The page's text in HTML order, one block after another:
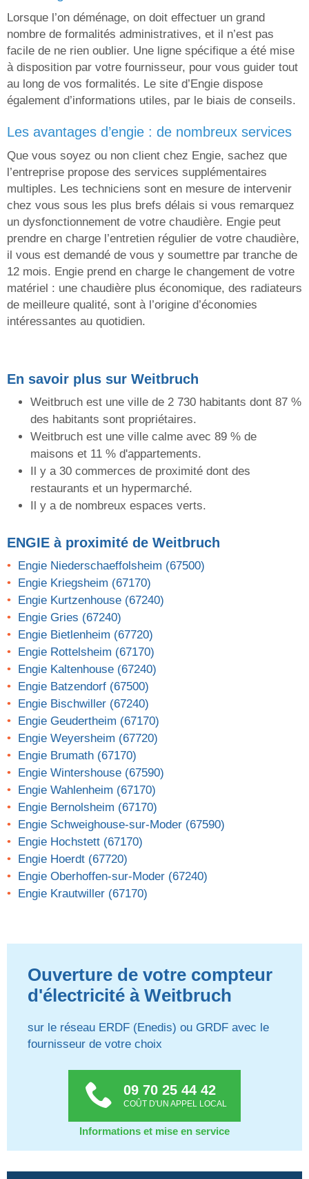
Lorsque l’on déménage, on doit effectuer un grand
nombre de formalités administratives, et il n’est pas
facile de ne rien oublier. Une ligne spécifique a été mise
à disposition par votre fournisseur, pour vous guider tout
au long de vos formalités. Le site d’Engie dispose
également d’informations utiles, par le biais de conseils.
les avantages d’engie : de nombreux services
Que vous soyez ou non client chez Engie, sachez que
l’entreprise propose des services supplémentaires
multiples. Les techniciens sont en mesure de intervenir
chez vous sous les plus brefs délais si vous remarquez
un dysfonctionnement de votre chaudière. Engie peut
prendre en charge l’entretien régulier de votre chaudière,
il vous est demandé de vous y soumettre par tranche de
12 mois. Engie prend en charge le changement de votre
matériel : une chaudière plus économique, des radiateurs
de meilleure qualité, sont à l’origine d’économies
intéressantes au quotidien.
En savoir plus sur Weitbruch
Weitbruch est une ville de 2 730 habitants dont 87 %
des habitants sont propriétaires.
Weitbruch est une ville calme avec 89 % de
maisons et 11 % d'appartements.
Il y a 30 commerces de proximité dont des
restaurants et un hypermarché.
Il y a de nombreux espaces verts.
ENGIE à proximité de Weitbruch
Engie Niederschaeffolsheim (67500)
Engie Kriegsheim (67170)
Engie Kurtzenhouse (67240)
Engie Gries (67240)
Engie Bietlenheim (67720)
Engie Rottelsheim (67170)
Engie Kaltenhouse (67240)
Engie Batzendorf (67500)
Engie Bischwiller (67240)
Engie Geudertheim (67170)
Engie Weyersheim (67720)
Engie Brumath (67170)
Engie Wintershouse (67590)
Engie Wahlenheim (67170)
Engie Bernolsheim (67170)
Engie Schweighouse-sur-Moder (67590)
Engie Hochstett (67170)
Engie Hoerdt (67720)
Engie Oberhoffen-sur-Moder (67240)
Engie Krautwiller (67170)
Ouverture de votre compteur
d'électricité à Weitbruch
sur le réseau ERDF (Enedis) ou GRDF avec le
fournisseur de votre choix
09 70 25 44 42
COÛT D'UN APPEL LOCAL
Informations et mise en service